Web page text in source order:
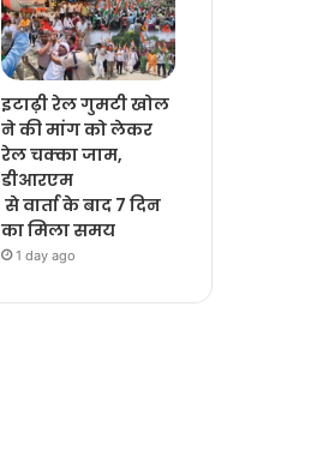
इटाढ़ी रेल गुमटी खोल
ने की मांग को लेकर
रेल चक्का जाम,
डीआरएम
से वार्ता के बाद 7 दिन
का मिला समय
1 day ago